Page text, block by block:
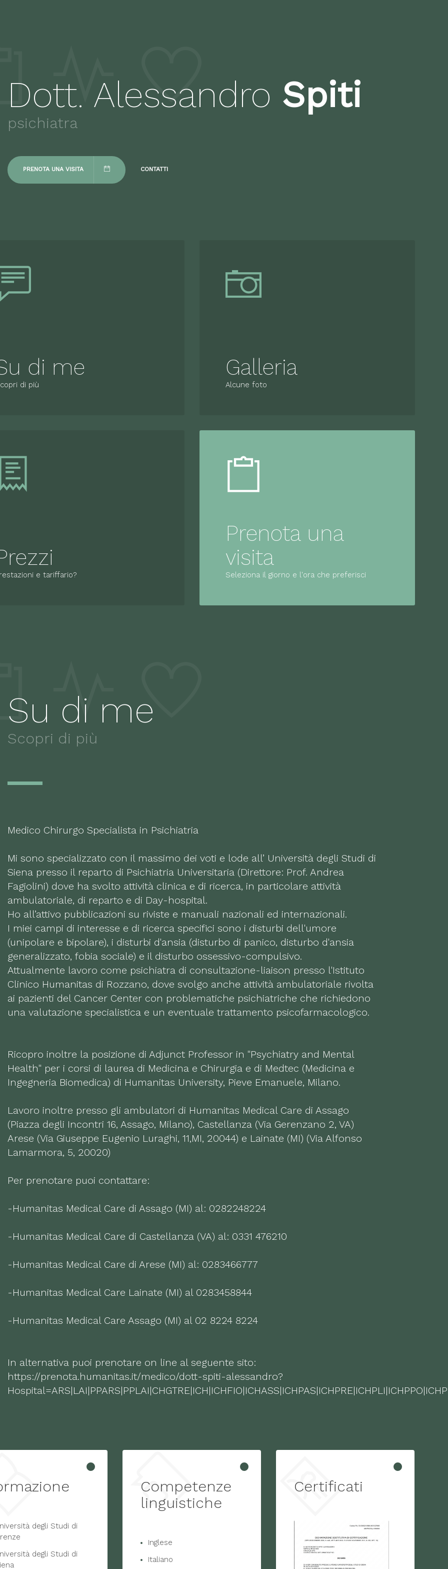
Dott. Alessandro Spiti
psichiatra
PRENOTA UNA VISITA CONTATTI
di me
di più
Galleria
Alcune foto
e tariffario?
Prenota una
visita
Seleziona il giorno e l'ora che preferisci
Su di me
Scopri di più
Medico Chirurgo Specialista in Psichiatria
Mi sono specializzato con il massimo dei voti e lode all’ Università degli Studi di
Siena presso il reparto di Psichiatria Universitaria (Direttore: Prof. Andrea
Fagiolini) dove ha svolto attività clinica e di ricerca, in particolare attività
ambulatoriale, di reparto e di Day-hospital.
Ho all’attivo pubblicazioni su riviste e manuali nazionali ed internazionali.
I miei campi di interesse e di ricerca specifici sono i disturbi dell'umore
(unipolare e bipolare), i disturbi d'ansia (disturbo di panico, disturbo d'ansia
generalizzato, fobia sociale) e il disturbo ossessivo-compulsivo.
Attualmente lavoro come psichiatra di consultazione-liaison presso l'Istituto
Clinico Humanitas di Rozzano, dove svolgo anche attività ambulatoriale rivolta
ai pazienti del Cancer Center con problematiche psichiatriche che richiedono
una valutazione specialistica e un eventuale trattamento psicofarmacologico.
Ricopro inoltre la posizione di Adjunct Professor in "Psychiatry and Mental
Health" per i corsi di laurea di Medicina e Chirurgia e di Medtec (Medicina e
Ingegneria Biomedica) di Humanitas University, Pieve Emanuele, Milano.
Lavoro inoltre presso gli ambulatori di Humanitas Medical Care di Assago
(Piazza degli Incontri 16, Assago, Milano), Castellanza (Via Gerenzano 2, VA)
Arese (Via Giuseppe Eugenio Luraghi, 11,MI, 20044) e Lainate (MI) (Via Alfonso
Lamarmora, 5, 20020)
Per prenotare puoi contattare:
-Humanitas Medical Care di Assago (MI) al: 0282248224
-Humanitas Medical Care di Castellanza (VA) al: 0331 476210
-Humanitas Medical Care di Arese (MI) al: 0283466777
-Humanitas Medical Care Lainate (MI) al 0283458844
-Humanitas Medical Care Assago (MI) al 02 8224 8224
In alternativa puoi prenotare on line al seguente sito:
https://prenota.humanitas.it/medico/dott-spiti-alessandro?
degli Studi di
degli Studi di
Competenze
linguistiche
Inglese
Italiano
Certificati